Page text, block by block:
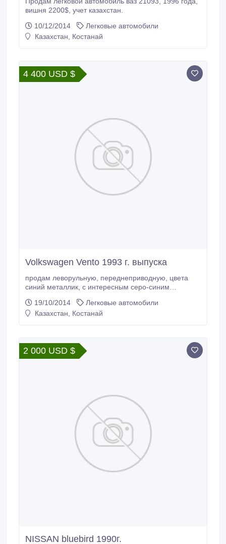
вишня 2200$, учет казахстан.
10/12/2014
Легковые автомобили
Казахстан, Костанай
4 400 USD $
Volkswagen Vento 1993 г. выпуска
продам леворульную, переднеприводную, цвета
синий металлик, с интересным серо-синим
л(!), пробег - 200 000 км. По Казахстану ездила 6
лет, до того - только по Германии. Коробка передач
замок, зимняя резина на железных дисках, пройден
техосмотр, налог оплачен.
19/10/2014
Легковые автомобили
Казахстан, Костанай
2 000 USD $
NISSAN bluebird 1990г.